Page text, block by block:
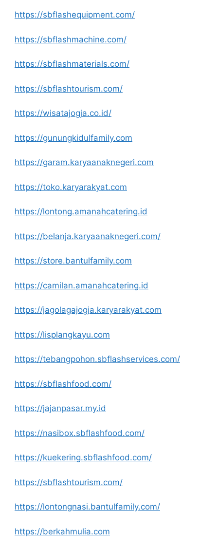
https://sbflashequipment.com/
https://sbflashmachine.com/
https://sbflashmaterials.com/
https://sbflashtourism.com/
https://wisatajogja.co.id/
https://gunungkidulfamily.com
https://garam.karyaanaknegeri.com
https://toko.karyarakyat.com
https://lontong.amanahcatering.id
https://belanja.karyaanaknegeri.com/
https://store.bantulfamily.com
https://camilan.amanahcatering.id
https://jagolagajogja.karyarakyat.com
https://lisplangkayu.com
https://tebangpohon.sbflashservices.com/
https://sbflashfood.com/
https://jajanpasar.my.id
https://nasibox.sbflashfood.com/
https://kuekering.sbflashfood.com/
https://sbflashtourism.com/
https://lontongnasi.bantulfamily.com/
https://berkahmulia.com